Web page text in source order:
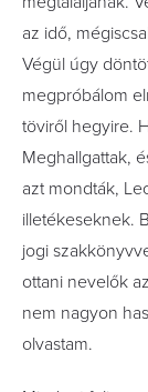
az idő,
Végül úgy
megpróbálom
töviről hegyire.
Meghallgattak,
azt mondták,
illetékeseknek.
jogi
ottani nevelők
nem nagyon
olvastam.